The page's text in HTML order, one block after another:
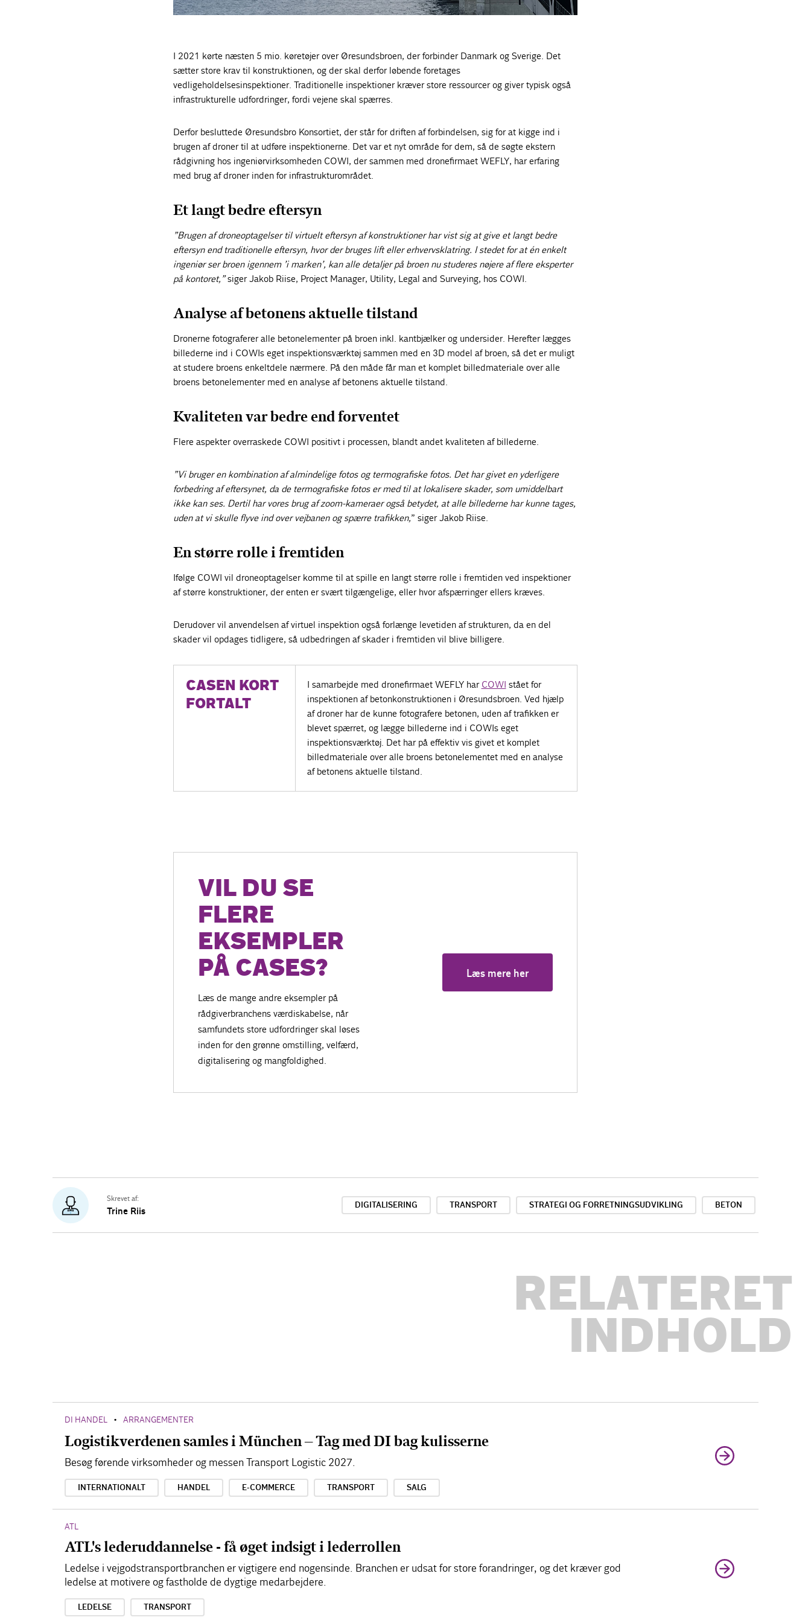
I 2021 kørte næsten 5 mio. køretøjer over Øresundsbroen, der forbinder Danmark og Sverige. Det
sætter store krav til konstruktionen, og der skal derfor løbende foretages
vedligeholdelsesinspektioner. Traditionelle inspektioner kræver store ressourcer og giver typisk også
infrastrukturelle udfordringer, fordi vejene skal spærres.
Derfor besluttede Øresundsbro Konsortiet, der står for driften af forbindelsen, sig for at kigge ind i
brugen af droner til at udføre inspektionerne. Det var et nyt område for dem, så de søgte ekstern
rådgivning hos ingeniørvirksomheden COWI, der sammen med dronefirmaet WEFLY, har erfaring
med brug af droner inden for infrastrukturområdet.
Et langt bedre eftersyn
”Brugen af droneoptagelser til virtuelt eftersyn af konstruktioner har vist sig at give et langt bedre
eftersyn end traditionelle eftersyn, hvor der bruges lift eller erhvervsklatring. I stedet for at én enkelt
ingeniør ser broen igennem ’i marken’, kan alle detaljer på broen nu studeres nøjere af flere eksperter
på kontoret,”siger Jakob Riise, Project Manager, Utility, Legal and Surveying, hos COWI.
Analyse af betonens aktuelle tilstand
Dronerne fotograferer alle betonelementer på broen inkl. kantbjælker og undersider. Herefter lægges
billederne ind i COWIs eget inspektionsværktøj sammen med en 3D model af broen, så det er muligt
at studere broens enkeltdele nærmere. På den måde får man et komplet billedmateriale over alle
broens betonelementer med en analyse af betonens aktuelle tilstand.
Kvaliteten var bedre end forventet
Flere aspekter overraskede COWI positivt i processen, blandt andet kvaliteten af billederne.
”Vi bruger en kombination af almindelige fotos og termografiske fotos. Det har givet en yderligere
forbedring af eftersynet, da de termografiske fotos er med til at lokalisere skader, som umiddelbart
ikke kan ses. Dertil har vores brug af zoom-kameraer også betydet, at alle billederne har kunne tages,
uden at vi skulle flyve ind over vejbanen og spærre trafikken,” siger Jakob Riise.
En større rolle i fremtiden
Ifølge COWI vil droneoptagelser komme til at spille en langt større rolle i fremtiden ved inspektioner
af større konstruktioner, der enten er svært tilgængelige, eller hvor afspærringer ellers kræves.
Derudover vil anvendelsen af virtuel inspektion også forlænge levetiden af strukturen, da en del
skader vil opdages tidligere, så udbedringen af skader i fremtiden vil blive billigere.
CASEN KORT
FORTALT
I samarbejde med dronefirmaet WEFLY har COWI stået for
inspektionen af betonkonstruktionen i Øresundsbroen. Ved hjælp
af droner har de kunne fotografere betonen, uden af trafikken er
blevet spærret, og lægge billederne ind i COWIs eget
inspektionsværktøj. Det har på effektiv vis givet et komplet
billedmateriale over alle broens betonelementet med en analyse
af betonens aktuelle tilstand.
VIL DU SE
FLERE
EKSEMPLER
PÅ CASES?
Læs de mange andre eksempler på
rådgiverbranchens værdiskabelse, når
samfundets store udfordringer skal løses
inden for den grønne omstilling, velfærd,
digitalisering og mangfoldighed.
Læs mere her
Skrevet af:
Trine Riis
DIGITALISERING TRANSPORT STRATEGI OG FORRETNINGSUDVIKLING BETON
RELATERET
INDHOLD
DI HANDEL • ARRANGEMENTER
Logistikverdenen samles i München – Tag med DI bag kulisserne
Besøg førende virksomheder og messen Transport Logistic 2027.
INTERNATIONALT HANDEL E-COMMERCE TRANSPORT SALG
ATL
ATL's lederuddannelse - få øget indsigt i lederrollen
Ledelse i vejgodstransportbranchen er vigtigere end nogensinde. Branchen er udsat for store forandringer, og det kræver god
ledelse at motivere og fastholde de dygtige medarbejdere.
LEDELSE TRANSPORT